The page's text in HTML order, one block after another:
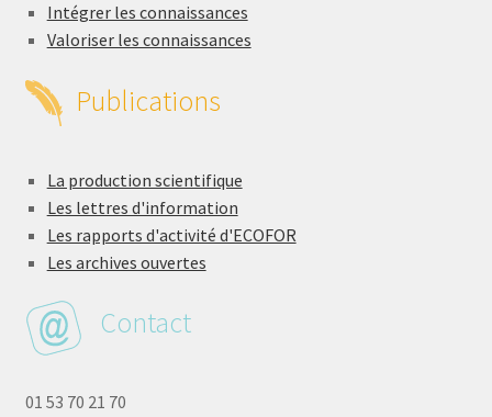
Intégrer les connaissances
Valoriser les connaissances
Publications
La production scientifique
Les lettres d'information
Les rapports d'activité d'ECOFOR
Les archives ouvertes
Contact
01 53 70 21 70